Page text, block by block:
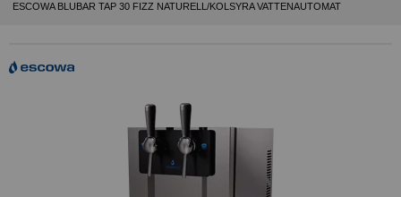
ESCOWA BLUBAR TAP 30 FIZZ NATURELL/KOLSYRA VATTENAUTOMAT